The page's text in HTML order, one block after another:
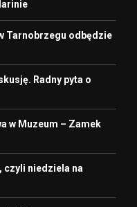
Tarnobrzegu odbędzie
Radny pyta o
w Muzeum – Zamek
czyli niedziela na